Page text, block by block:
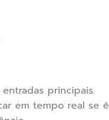
principais.
em tempo real se é